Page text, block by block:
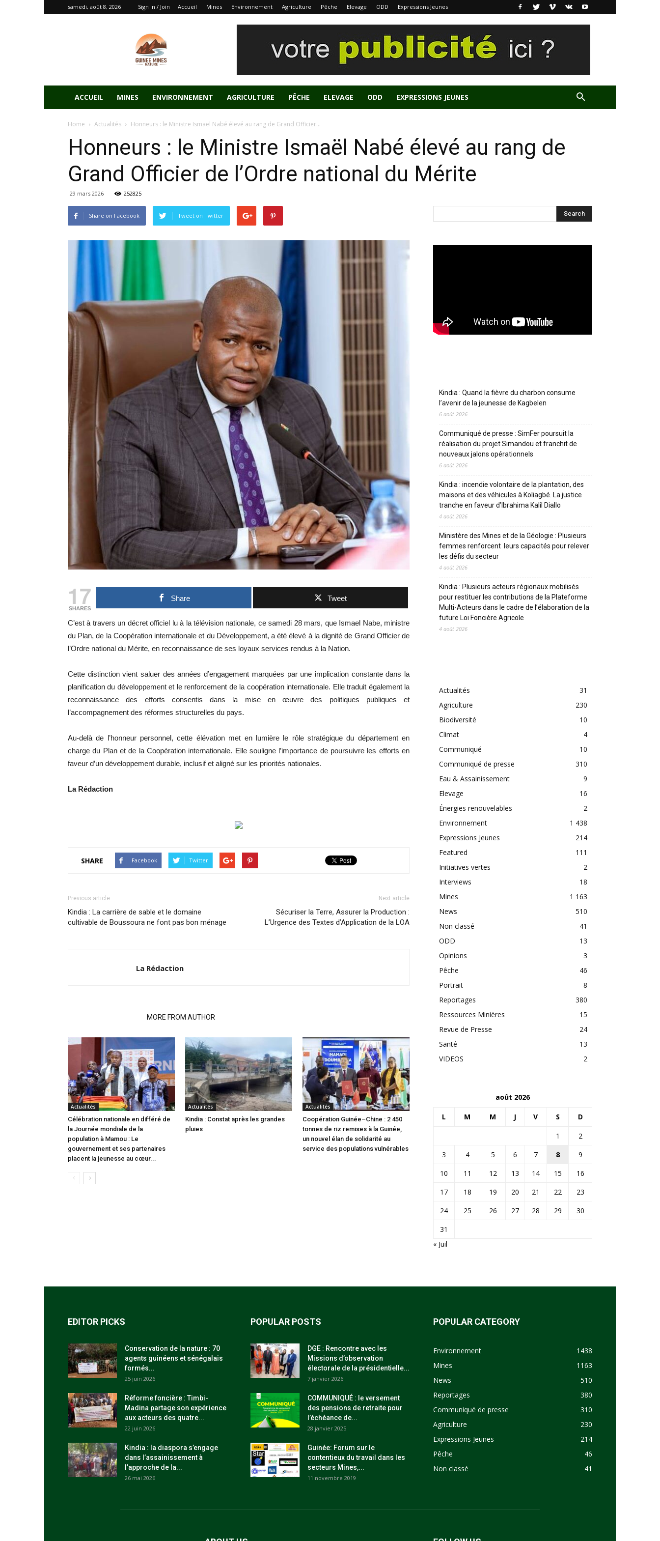
samedi, août 8, 2026 Sign in / Join Accueil Mines Environnement Agriculture Pêche Elevage ODD Expressions Jeunes
ACCUEIL MINES ENVIRONNEMENT AGRICULTURE PÊCHE ELEVAGE ODD EXPRESSIONS JEUNES
Home Actualités Honneurs : le Ministre Ismaël Nabé élevé au rang de Grand Officier...
Honneurs : le Ministre Ismaël Nabé élevé au rang de
Grand Officier de l’Ordre national du Mérite
29 mars 2026 252825
Share on Facebook Tweet on Twitter
17
SHARES
Share Tweet
C’est à travers un décret officiel lu à la télévision nationale, ce samedi 28 mars, que Ismael Nabe, ministre
du Plan, de la Coopération internationale et du Développement, a été élevé à la dignité de Grand Officier de
l’Ordre national du Mérite, en reconnaissance de ses loyaux services rendus à la Nation.
Cette distinction vient saluer des années d’engagement marquées par une implication constante dans la
planification du développement et le renforcement de la coopération internationale. Elle traduit également la
reconnaissance des efforts consentis dans la mise en œuvre des politiques publiques et
l’accompagnement des réformes structurelles du pays.
Au-delà de l’honneur personnel, cette élévation met en lumière le rôle stratégique du département en
charge du Plan et de la Coopération internationale. Elle souligne l’importance de poursuivre les efforts en
faveur d’un développement durable, inclusif et aligné sur les priorités nationales.
La Rédaction
SHARE Facebook Twitter
Previous article
Kindia : La carrière de sable et le domaine
cultivable de Boussoura ne font pas bon ménage
Next article
Sécuriser la Terre, Assurer la Production :
L’Urgence des Textes d’Application de la LOA
La Rédaction
MORE FROM AUTHOR
Actualités
Célébration nationale en différé de
la Journée mondiale de la
population à Mamou : Le
gouvernement et ses partenaires
placent la jeunesse au cœur...
Actualités
Kindia : Constat après les grandes
pluies
Actualités
Coopération Guinée–Chine : 2 450
tonnes de riz remises à la Guinée,
un nouvel élan de solidarité au
service des populations vulnérables
Kindia : Quand la fièvre du charbon consume
l’avenir de la jeunesse de Kagbelen
6 août 2026
Communiqué de presse : SimFer poursuit la
réalisation du projet Simandou et franchit de
nouveaux jalons opérationnels
6 août 2026
Kindia : incendie volontaire de la plantation, des
maisons et des véhicules à Koliagbé. La justice
tranche en faveur d’Ibrahima Kalil Diallo
4 août 2026
Ministère des Mines et de la Géologie : Plusieurs
femmes renforcent leurs capacités pour relever
les défis du secteur
4 août 2026
Kindia : Plusieurs acteurs régionaux mobilisés
pour restituer les contributions de la Plateforme
Multi-Acteurs dans le cadre de l’élaboration de la
future Loi Foncière Agricole
4 août 2026
Actualités
31
Agriculture
230
Biodiversité
10
Climat
4
Communiqué
10
Communiqué de presse
310
Eau & Assainissement
9
Elevage
16
Énergies renouvelables
2
Environnement
1 438
Expressions Jeunes
214
Featured
111
Initiatives vertes
2
Interviews
18
Mines
1 163
News
510
Non classé
41
ODD
13
Opinions
3
Pêche
46
Portrait
8
Reportages
380
Ressources Minières
15
Revue de Presse
24
Santé
13
VIDEOS
2
août 2026
L M M J V S D
1
2
3
4 5 6 7 8
9
10
11 12 13 14 15
16
17
18 19 20 21 22
23
24
25 26 27 28 29
30
31
« Juil
EDITOR PICKS
Conservation de la nature : 70
agents guinéens et sénégalais
formés...
25 juin 2026
Réforme foncière : Timbi-
Madina partage son expérience
aux acteurs des quatre...
22 juin 2026
Kindia : la diaspora s’engage
dans l’assainissement à
l’approche de la...
26 mai 2026
POPULAR POSTS
DGE : Rencontre avec les
Missions d’observation
électorale de la présidentielle...
7 janvier 2026
COMMUNIQUÉ : le versement
des pensions de retraite pour
l’échéance de...
28 janvier 2025
Guinée: Forum sur le
contentieux du travail dans les
secteurs Mines,...
11 novembre 2019
POPULAR CATEGORY
Environnement
1438
Mines
1163
News
510
Reportages
380
Communiqué de presse
310
Agriculture
230
Expressions Jeunes
214
Pêche
46
Non classé
41